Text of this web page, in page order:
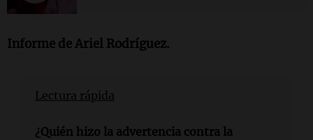
Informe de Ariel Rodríguez.
Lectura rápida
¿Quién hizo la advertencia contra la